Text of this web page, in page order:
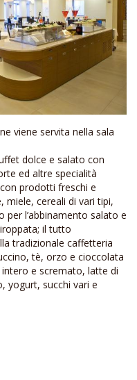
viene servita nella sala
dolce e salato con
ed altre specialità
prodotti freschi e
miele, cereali di vari tipi,
l’abbinamento salato e
il tutto
tradizionale caffetteria
tè, orzo e cioccolata
e scremato, latte di
yogurt, succhi vari e